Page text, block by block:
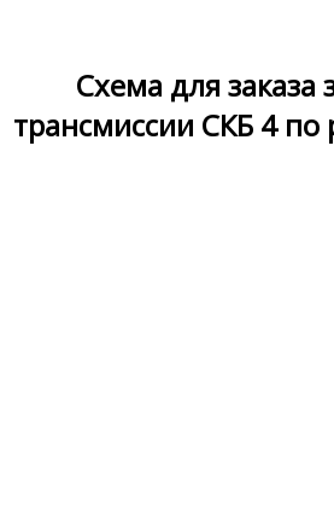
Схема для заказа
трансмиссии СКБ 4